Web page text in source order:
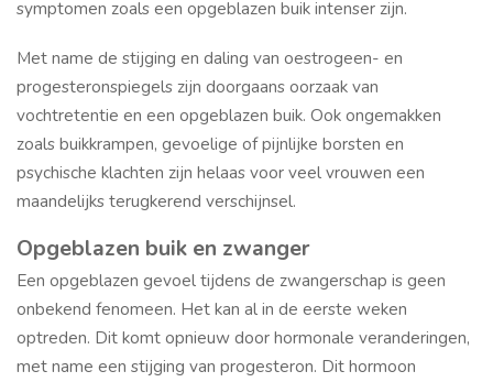
symptomen zoals een opgeblazen buik intenser zijn.
Met name de stijging en daling van oestrogeen- en
progesteronspiegels zijn doorgaans oorzaak van
vochtretentie en een opgeblazen buik. Ook ongemakken
zoals buikkrampen, gevoelige of pijnlijke borsten en
psychische klachten zijn helaas voor veel vrouwen een
maandelijks terugkerend verschijnsel.
Opgeblazen buik en zwanger
Een opgeblazen gevoel tijdens de zwangerschap is geen
onbekend fenomeen. Het kan al in de eerste weken
optreden. Dit komt opnieuw door hormonale veranderingen,
met name een stijging van progesteron. Dit hormoon